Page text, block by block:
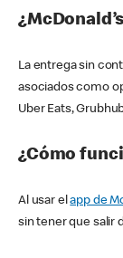
La entrega sin
asociados como
Uber Eats,
¿Cómo
Al usar elapp de
sin tener que salir